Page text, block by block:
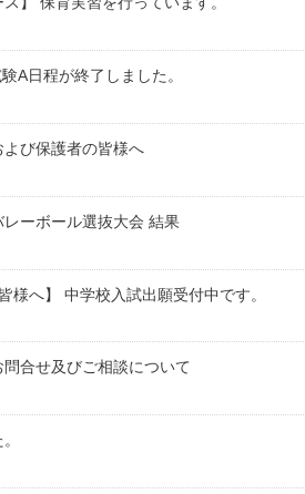
A日程が終了しました。
よび保護者の皆様へ
レーボール選抜大会 結果
様へ】 中学校入試出願受付中です。
問合せ及びご相談について